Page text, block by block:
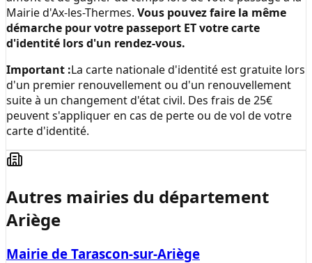
Mairie d'Ax-les-Thermes. Vous pouvez faire la même
démarche pour votre passeport ET votre carte
d'identité lors d'un rendez-vous.
Important :La carte nationale d'identité est gratuite lors
d'un premier renouvellement ou d'un renouvellement
suite à un changement d'état civil. Des frais de 25€
peuvent s'appliquer en cas de perte ou de vol de votre
carte d'identité.
Autres mairies du département
Ariège
Mairie de Tarascon-sur-Ariège